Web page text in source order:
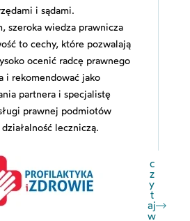
i sądami.
szeroka wiedza prawnicza
to cechy, które pozwalają
ocenić radcę prawnego
i rekomendować jako
partnera i specjalistę
prawnej podmiotów
leczniczą.
c
z
y
t
aj
w